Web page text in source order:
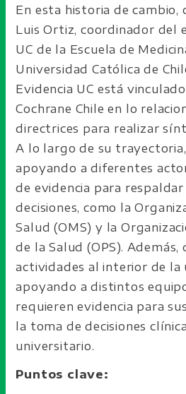
En esta historia de cambio,
Luis Ortiz, coordinador del
UC de la Escuela de
Universidad Católica de
Evidencia UC está
Cochrane Chile en lo
directrices para realizar
A lo largo de su
apoyando a diferentes
de evidencia para
decisiones, como la
Salud (OMS) y la
de la Salud (OPS). Además,
actividades al interior de la
apoyando a distintos
requieren evidencia para
la toma de decisiones
universitario.
Puntos clave: